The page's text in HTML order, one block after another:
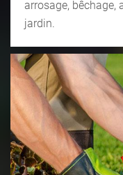
arrosage, bêchage,
jardin.